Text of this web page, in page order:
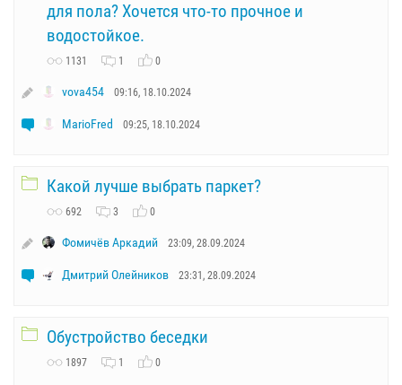
для пола? Хочется что-то прочное и
водостойкое.
1131 1 0
vova454 09:16, 18.10.2024
MarioFred 09:25, 18.10.2024
Какой лучше выбрать паркет?
692 3 0
Фомичёв Аркадий 23:09, 28.09.2024
Дмитрий Олейников 23:31, 28.09.2024
Обустройство беседки
1897 1 0